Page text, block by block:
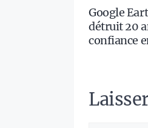
Google
détruit 20
confiance